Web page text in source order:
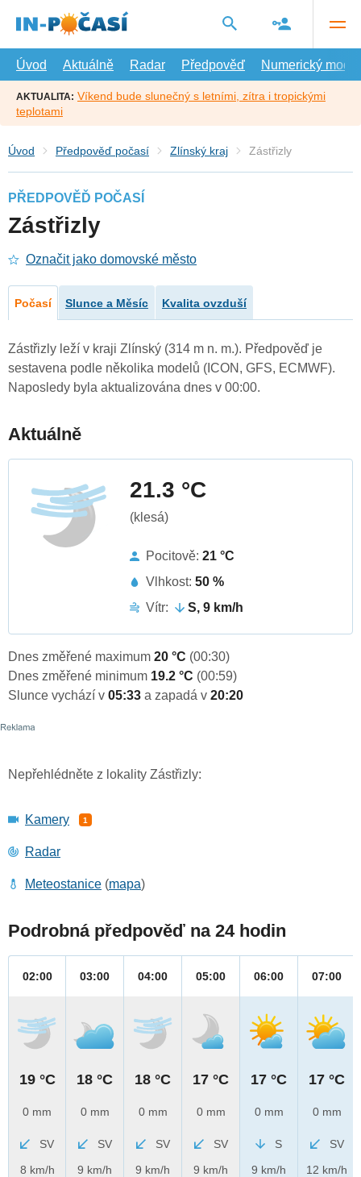
hlavní
Úvod
Aktuálně Radar Předpověď Numerický model
AKTUALITA: Víkend bude slunečný s letními, zítra i tropickými
teplotami
Úvod Předpověď počasí Zlínský kraj Zástřizly
PŘEDPOVĚĎ POČASÍ
Zástřizly
Označit jako domovské město
Počasí Slunce a Měsíc Kvalita ovzduší
Zástřizly leží v kraji Zlínský (314 m n. m.). Předpověď je
sestavena podle několika modelů (ICON, GFS, ECMWF).
Naposledy byla aktualizována dnes v 00:00.
Aktuálně
21.3 °C
(klesá)
Pocitově: 21 °C
Vlhkost: 50 %
Vítr:
S, 9 km/h
Dnes změřené maximum 20 °C (00:30)
Dnes změřené minimum 19.2 °C (00:59)
Slunce vychází v 05:33 a zapadá v 20:20
Nepřehlédněte z lokality Zástřizly:
Kamery 1
Radar
Meteostanice (mapa)
Podrobná předpověď na 24 hodin
02:00
19 °C
0 mm
SV
8 km/h
03:00
18 °C
0 mm
SV
9 km/h
04:00
18 °C
0 mm
SV
9 km/h
05:00
17 °C
0 mm
SV
9 km/h
06:00
17 °C
0 mm
S
9 km/h
07:00
17 °C
0 mm
SV
12 km/h